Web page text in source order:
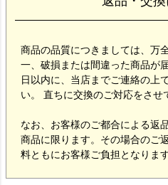
商品の品質につきましては、万
一、破損または間違った商品が
日以内に、当店までご連絡の上
い。 直ちに交換のご対応をさせ
なお、お客様のご都合による返
商品に限ります。その場合のご
料ともにお客様ご負担となります